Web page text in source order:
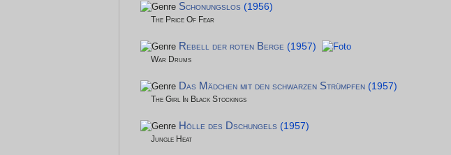
Schonungslos (1956)
The Price Of Fear
Rebell der roten Berge (1957)
War Drums
Das Mädchen mit den schwarzen Strümpfen (1957)
The Girl In Black Stockings
Hölle des Dschungels (1957)
Jungle Heat